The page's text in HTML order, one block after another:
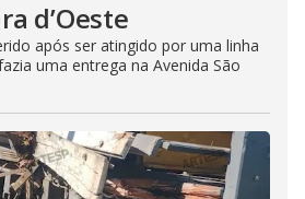
d’Oeste
após ser atingido por uma linha
uma entrega na Avenida São